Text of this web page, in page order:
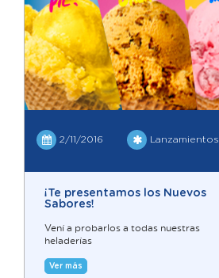
2/11/2016 Lanzamientos
¡Te presentamos los Nuevos
Sabores!
Vení a probarlos a todas nuestras
heladerías
Ver más